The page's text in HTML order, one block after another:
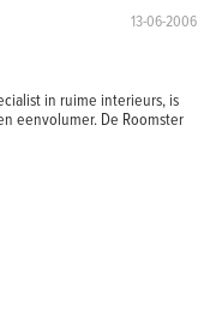
13-06-2006
in ruime interieurs, is
eenvolumer. De Roomster